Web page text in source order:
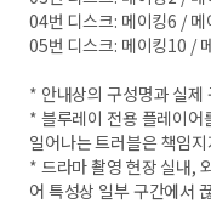
04번 디스크: 메이킹6 /
05번 디스크: 메이킹10 /
* 안내상의 구성명과 실제
* 블루레이 전용 플레이어
일어나는 트러블은 책임
* 드라마 촬영 현장 실내,
어 특성상 일부 구간에서